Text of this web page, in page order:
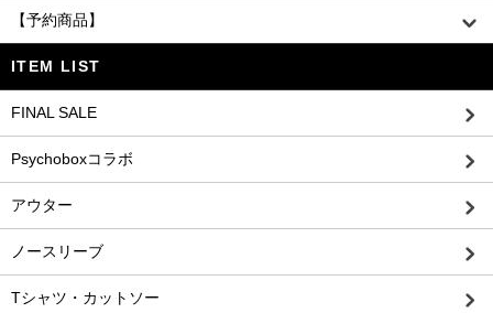
【予約商品】
ITEM LIST
FINAL SALE
Psychoboxコラボ
アウター
ノースリーブ
Tシャツ・カットソー